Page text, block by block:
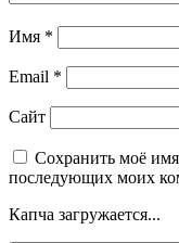
Имя *
Email *
Сайт
Сохранить моё
последующих моих
Капча загружается...